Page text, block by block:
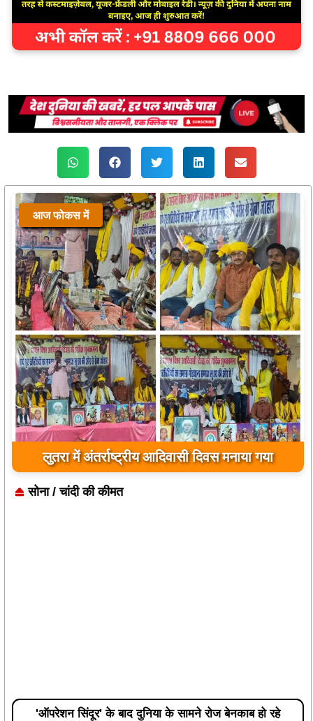
आज फोकस में
लुतरा में अंतर्राष्ट्रीय आदिवासी दिवस मनाया गया
सोना / चांदी की कीमत
'ऑपरेशन सिंदूर' के बाद दुनिया के सामने रोज बेनकाब हो रहे